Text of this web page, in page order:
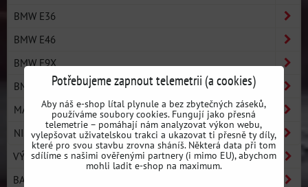
BMW E36
BMW E46
BMW E9X
BMW E8X
MAZDA
NISSAN
VÝROBCI
BASIC LINE - ZAČNI DRIFTOVAT
Potřebujeme zapnout telemetrii (a cookies)
Aby náš e-shop lítal plynule a bez zbytečných záseků,
používáme soubory cookies. Fungují jako přesná
telemetrie – pomáhají nám analyzovat výkon webu,
vylepšovat uživatelskou trakci a ukazovat ti přesně ty díly,
které pro svou stavbu zrovna sháníš. Některá data při tom
sdílíme s našimi ověřenými partnery (i mimo EU), abychom
mohli ladit e-shop na maximum.